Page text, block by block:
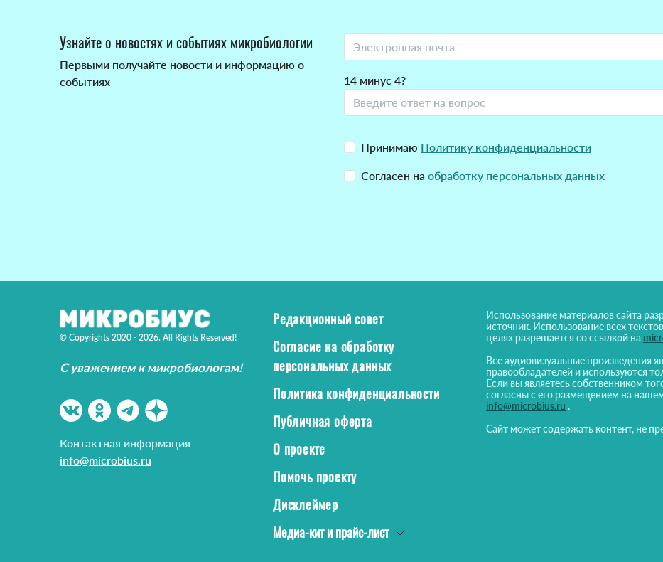
Узнайте о новостях и событиях микробиологии
Первыми получайте новости и информацию о
событиях
14 минус 4?
Принимаю Политику конфиденциальности
Согласен на обработку персональных данных
© Copyrights 2020 - 2026. All Rights Reserved!
С уважением к микробиологам!
Контактная информация
info@microbius.ru
Редакционный совет
Согласие на обработку
персональных данных
Политика конфиденциальности
Публичная оферта
О проекте
Помочь проекту
Дисклеймер
Медиа-кит и прайс-лист
Использование материалов сайта
источник. Использование всех
целях разрешается со ссылкой на
Все аудиовизуальные произведения
правообладателей и используются
Если вы являетесь собственником
согласны с его размещением на
info@microbius.ru .
Сайт может содержать контент, не